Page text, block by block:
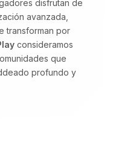
disfrutan de
avanzada,
transforman por
consideramos
que
profundo y